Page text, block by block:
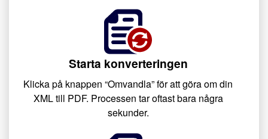
Starta konverteringen
Klicka på knappen “Omvandla” för att göra om din
XML till PDF. Processen tar oftast bara några
sekunder.